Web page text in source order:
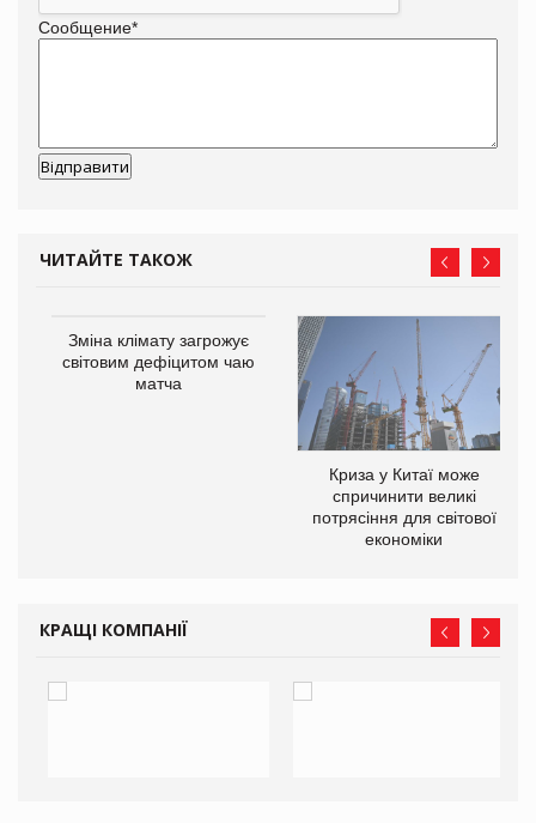
Сообщение*
ЧИТАЙТЕ ТАКОЖ
Зміна клімату загрожує
світовим дефіцитом чаю
матча
Криза у Китаї може
спричинити великі
потрясіння для світової
економіки
КРАЩІ КОМПАНІЇ